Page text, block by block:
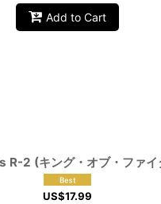
Add to Cart
2 (キング・オブ・ファイ
US$17.99